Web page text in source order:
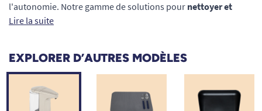
l'autonomie. Notre gamme de solutions pour nettoyer et
laverest spécialement conçue pour les seniors, les personnes
préhension. Que vous ayez besoin d'une assistance pour
l'hygiène des mains, la préparation des légumes ou le
nettoyage de la vaisselle, chaque accessoire ergonomique
permet de sécuriser vos gestes. Simplifiez votre quotidien en
cuisine à l'aide d'équipements adaptés, utilisables à une seule
Lire la suite
EXPLORER D’AUTRES MODÈLES